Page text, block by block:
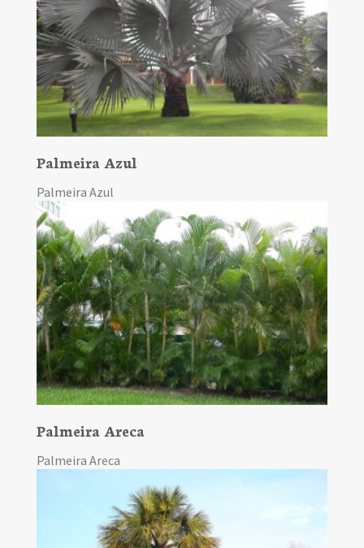
Palmeira Azul
Palmeira Azul
Palmeira Areca
Palmeira Areca